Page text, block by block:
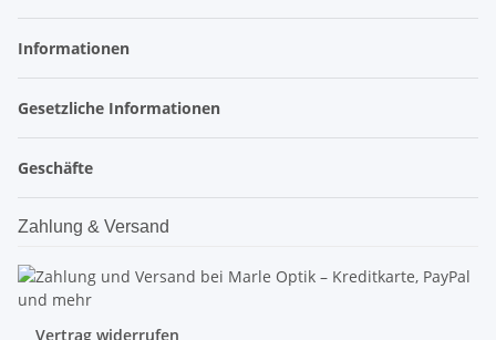
Informationen
Gesetzliche Informationen
Geschäfte
Zahlung & Versand
Vertrag widerrufen